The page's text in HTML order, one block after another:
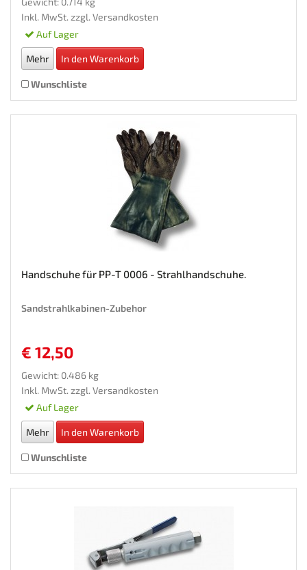
Inkl. MwSt. zzgl. Versandkosten
Auf Lager
Mehr In den Warenkorb
Wunschliste
Handschuhe für PP-T 0006 - Strahlhandschuhe.
Sandstrahlkabinen-Zubehor
€ 12,50
Gewicht: 0.486 kg
Inkl. MwSt. zzgl. Versandkosten
Auf Lager
Mehr In den Warenkorb
Wunschliste